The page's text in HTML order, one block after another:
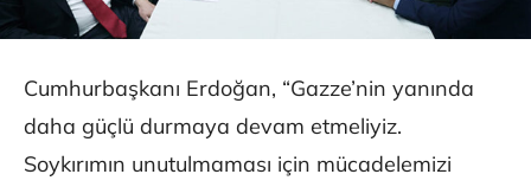
Cumhurbaşkanı Erdoğan, “Gazze’nin yanında
daha güçlü durmaya devam etmeliyiz.
Soykırımın unutulmaması için mücadelemizi